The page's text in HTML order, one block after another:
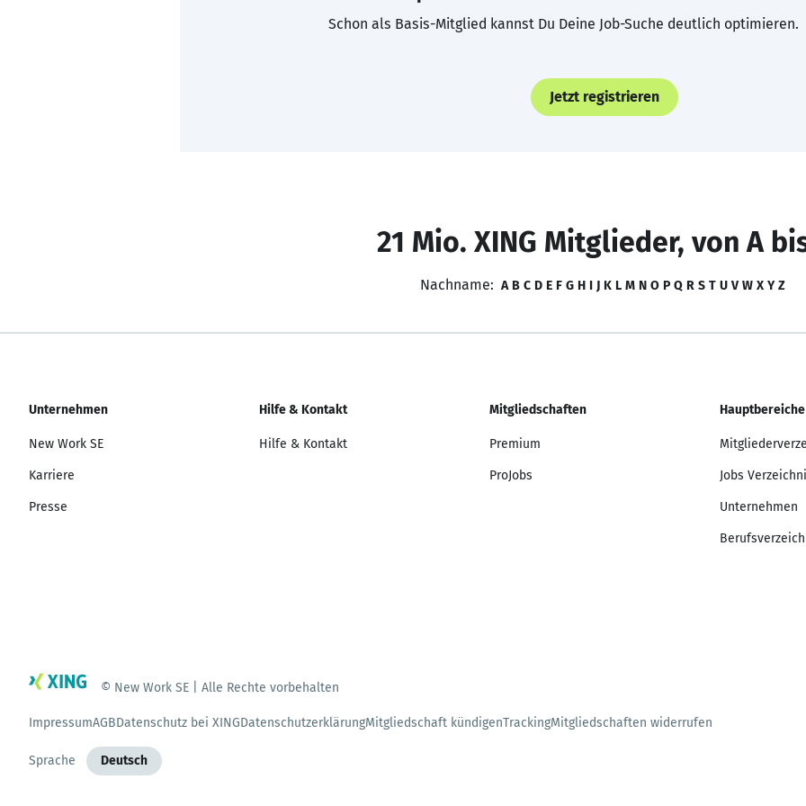
Schon als Basis-Mitglied kannst Du Deine Job-Suche deutlich optimieren.
Jetzt registrieren
21 Mio. XING Mitglieder, von A
Nachname: A B C D E F G H I J K L M N O P Q R S T U V W X Y Z
Unternehmen
New Work SE
Karriere
Presse
Hilfe & Kontakt
Hilfe & Kontakt
Mitgliedschaften
Premium
ProJobs
Hauptbereiche
Jobs
Unternehmen
© New Work SE | Alle Rechte vorbehalten
ImpressumAGBDatenschutz bei XINGDatenschutzerklärungMitgliedschaft kündigenTrackingMitgliedschaften widerrufen
Sprache Deutsch